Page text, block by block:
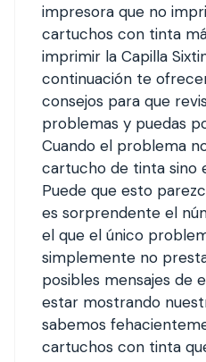
impresora que no
cartuchos con tinta
imprimir la Capilla
continuación te
consejos para que
problemas y puedas
Cuando el problema
cartucho de tinta sino
Puede que esto
es sorprendente el
el que el único
simplemente no
posibles mensajes de
estar mostrando
sabemos
cartuchos con tinta